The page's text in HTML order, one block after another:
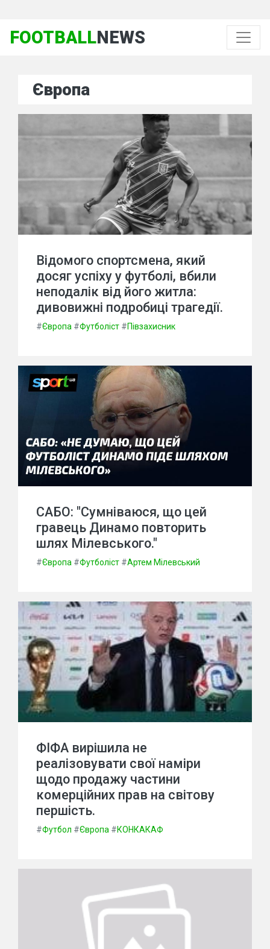
FOOTBALLNEWS
Європа
Відомого спортсмена, який
досяг успіху у футболі, вбили
неподалік від його житла:
дивовижні подробиці трагедії.
#Європа #Футболіст #Півзахисник
САБО: "Сумніваюся, що цей
гравець Динамо повторить
шлях Мілевського."
#Європа #Футболіст #Артем Мілевський
ФІФА вирішила не
реалізовувати свої наміри
щодо продажу частини
комерційних прав на світову
першість.
#Футбол #Європа #КОНКАКАФ